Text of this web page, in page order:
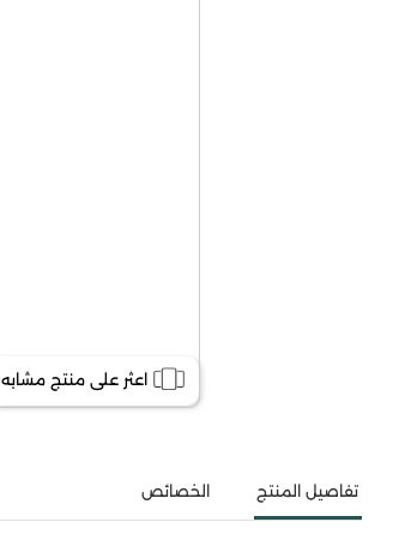
اعثر على منتج مشابه
تفاصيل المنتج الخصائص